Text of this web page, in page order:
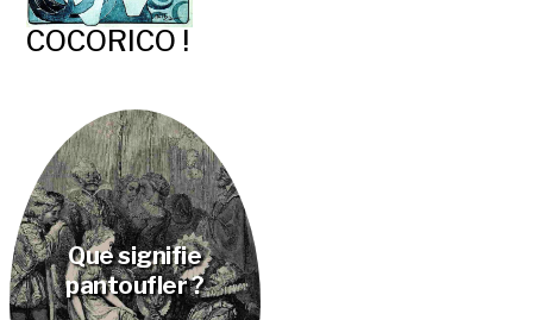
COCORICO !
Que signifie
pantoufler ?